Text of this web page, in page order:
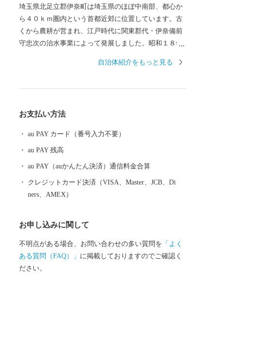
埼玉県北足立郡伊奈町は埼玉県のほぼ中南部、都心か
ら４０ｋｍ圏内という首都近郊に位置しています。古
くから農耕が営まれ、江戸時代に関東郡代・伊奈備前
守忠次の治水事業によって発展しました。昭和１８年
奈村と命名。昭和４５年に伊奈町となり、埼玉新都市
自治体紹介をもっと見る
お支払い方法
au PAY カード（番号入力不要）
au PAY 残高
au PAY（auかんたん決済）通信料金合算
クレジットカード決済（VISA、Master、JCB、Di
ners、AMEX）
お申し込みに関して
不明点がある場合、お問い合わせの多い質問を 「よく
ある質問（FAQ）」 に掲載しておりますのでご確認く
ださい。